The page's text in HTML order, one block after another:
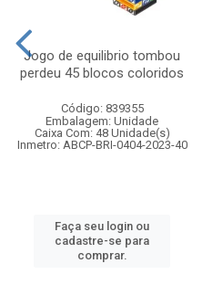
Jogo de equilibrio tombou
perdeu 45 blocos coloridos
Código: 839355
Embalagem: Unidade
Caixa Com: 48 Unidade(s)
Inmetro: ABCP-BRI-0404-2023-40
Faça seu login ou
cadastre-se para
comprar.